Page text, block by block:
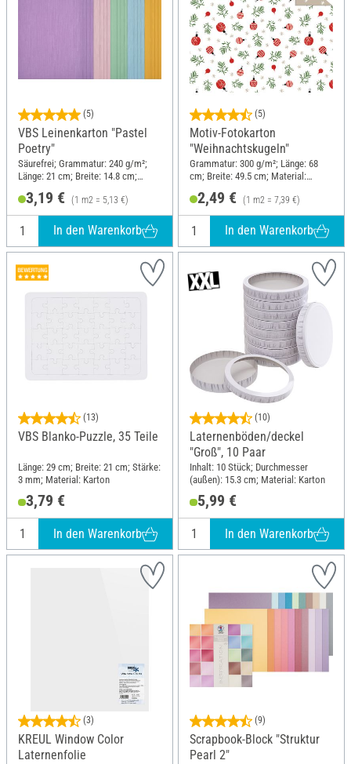
(5)
VBS Leinenkarton "Pastel
Poetry"
Säurefrei; Grammatur: 240 g/m²;
Länge: 21 cm; Breite: 14.8 cm;
3,19 € (1 m2 = 5,13 €)
In den Warenkorb
(5)
Motiv-Fotokarton
"Weihnachtskugeln"
Grammatur: 300 g/m²; Länge: 68
cm; Breite: 49.5 cm; Material:
2,49 € (1 m2 = 7,39 €)
In den Warenkorb
(13)
VBS Blanko-Puzzle, 35 Teile
Länge: 29 cm; Breite: 21 cm; Stärke:
3 mm; Material: Karton
3,79 €
In den Warenkorb
(10)
Laternenböden/deckel
"Groß", 10 Paar
Inhalt: 10 Stück; Durchmesser
(außen): 15.3 cm; Material: Karton
5,99 €
In den Warenkorb
(3)
KREUL Window Color
Laternenfolie
(9)
Scrapbook-Block "Struktur
Pearl 2"